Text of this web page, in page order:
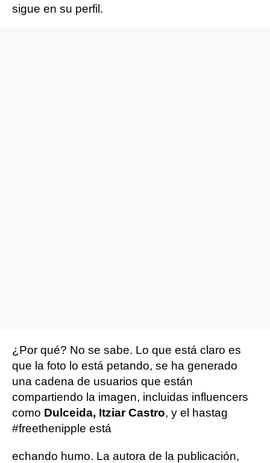
sigue en su perfil.
¿Por qué? No se sabe. Lo que está claro es
que la foto lo está petando, se ha generado
una cadena de usuarios que están
compartiendo la imagen, incluidas influencers
como Dulceida, Itziar Castro, y el hastag
#freethenipple está
echando humo. La autora de la publicación,